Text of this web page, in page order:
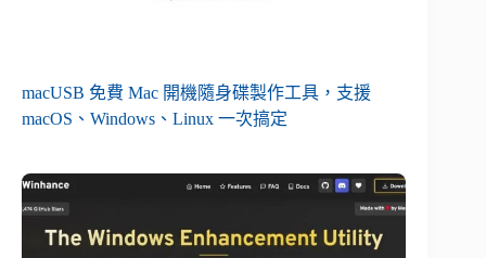
macUSB 免費 Mac 開機隨身碟製作工具，支援
macOS、Windows、Linux 一次搞定